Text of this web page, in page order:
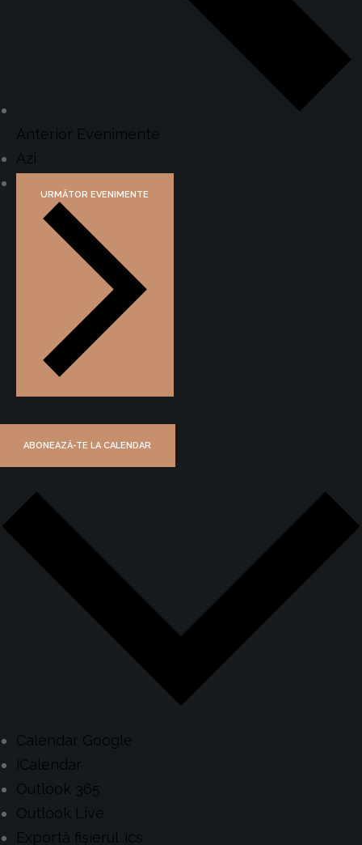
Anterior Evenimente
Azi
URMĂTOREVENIMENTE
ABONEAZĂ-TE LA CALENDAR
Calendar Google
iCalendar
Outlook 365
Outlook Live
Exportă fișierul .ics